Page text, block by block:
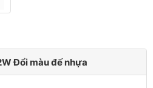
Đổi màu đế nhựa